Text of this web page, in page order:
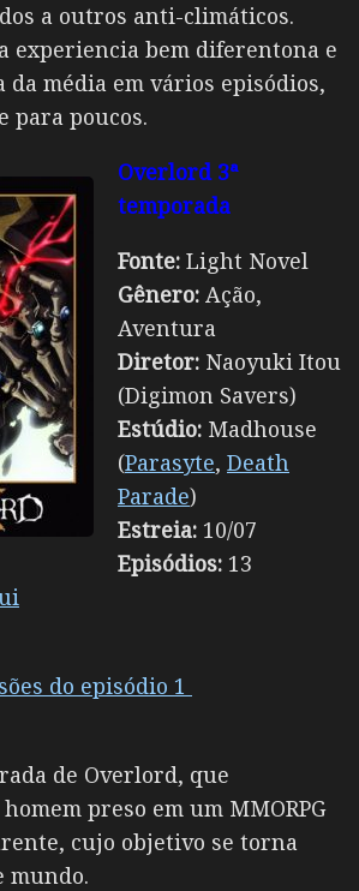
a outros anti-climáticos.
experiencia bem diferentona e
da média em vários episódios,
para poucos.
Overlord 3ª
temporada
Fonte: Light Novel
Gênero: Ação,
Aventura
Diretor: Naoyuki Itou
(Digimon Savers)
Estúdio: Madhouse
(Parasyte, Death
Parade)
Estreia: 10/07
Episódios: 13
do episódio 1
de Overlord, que
preso em um MMORPG
cujo objetivo se torna
mundo.